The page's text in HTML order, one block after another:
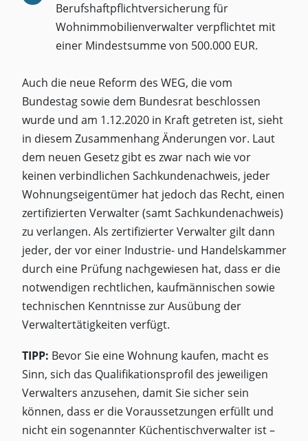
Berufshaftpflichtversicherung für
Wohnimmobilienverwalter verpflichtet mit
einer Mindestsumme von 500.000 EUR.
Auch die neue Reform des WEG, die vom
Bundestag sowie dem Bundesrat beschlossen
wurde und am 1.12.2020 in Kraft getreten ist, sieht
in diesem Zusammenhang Änderungen vor. Laut
dem neuen Gesetz gibt es zwar nach wie vor
keinen verbindlichen Sachkundenachweis, jeder
Wohnungseigentümer hat jedoch das Recht, einen
zertifizierten Verwalter (samt Sachkundenachweis)
zu verlangen. Als zertifizierter Verwalter gilt dann
jeder, der vor einer Industrie- und Handelskammer
durch eine Prüfung nachgewiesen hat, dass er die
notwendigen rechtlichen, kaufmännischen sowie
technischen Kenntnisse zur Ausübung der
Verwaltertätigkeiten verfügt.
TIPP: Bevor Sie eine Wohnung kaufen, macht es
Sinn, sich das Qualifikationsprofil des jeweiligen
Verwalters anzusehen, damit Sie sicher sein
können, dass er die Voraussetzungen erfüllt und
nicht ein sogenannter Küchentischverwalter ist –